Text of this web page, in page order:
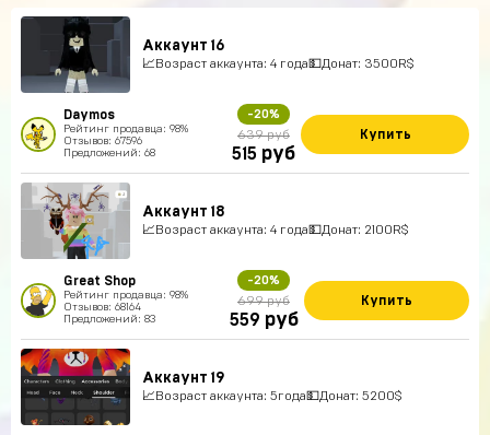
Аккаунт 16
📈Возраст аккаунта: 4 года💵Донат: 3500R$
Daymos
Рейтинг продавца: 98%
Отзывов: 67596
Предложений: 68
-20%
639 руб
515 руб
Купить
Аккаунт 18
📈Возраст аккаунта: 4 года💵Донат: 2100R$
Great Shop
Рейтинг продавца: 98%
Отзывов: 68164
Предложений: 83
-20%
699 руб
559 руб
Купить
Аккаунт 19
📈Возраст аккаунта: 5года💵Донат: 5200$